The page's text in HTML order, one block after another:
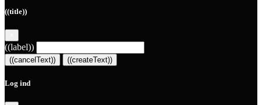
((title))
((label))
((cancelText)) ((createText))
Log ind